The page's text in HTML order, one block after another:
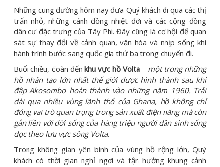
Những cung đường hôm nay đưa Quý khách đi qua các thị
trấn nhỏ, những cánh đồng nhiệt đới và các cộng đồng
dân cư đặc trưng của Tây Phi. Đây cũng là cơ hội để quan
sát sự thay đổi về cảnh quan, văn hóa và nhịp sống khi
hành trình bước sang quốc gia thứ ba trong chuyến đi.
Buổi chiều, đoàn đếnkhu vực hồ Volta– một trong những
hồ nhân tạo lớn nhất thế giới được hình thành sau khi
đập Akosombo hoàn thành vào những năm 1960. Trải
dài qua nhiều vùng lãnh thổ của Ghana, hồ không chỉ
đóng vai trò quan trọng trong sản xuất điện năng mà còn
gắn liền với đời sống của hàng triệu người dân sinh sống
dọc theo lưu vực sông Volta.
Trong không gian yên bình của vùng hồ rộng lớn, Quý
khách có thời gian nghỉ ngơi và tận hưởng khung cảnh